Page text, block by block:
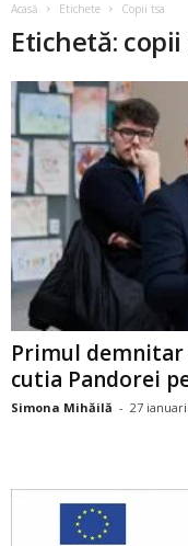
Acasă Etichete Copii tsa
Etichetă: copii
Primul demnitar
cutia Pandorei
Simona Mihăilă - 27